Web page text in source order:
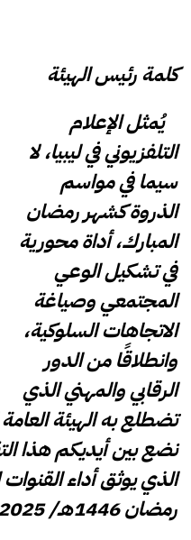
كلمة رئيس الهيئة
يُمثل الإعلام
التلفزيوني في ليبيا، لا
سيما في مواسم
الذروة كشهر رمضان
المبارك، أداة محورية
في تشكيل الوعي
المجتمعي وصياغة
الاتجاهات السلوكية،
وانطلاقًا من الدور
الرقابي والمهني الذي
تضطلع به الهيئة
نضع بين أيديكم هذا
الذي يوثق أداء
رمضان 1446هـ/ 2025م.